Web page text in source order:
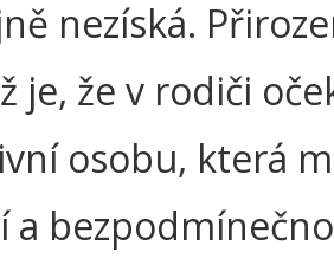
nezíská.
je, že v rodiči
osobu, která
a